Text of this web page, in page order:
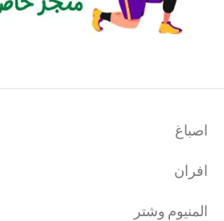
اصباغ
افران
المنيوم وشتر